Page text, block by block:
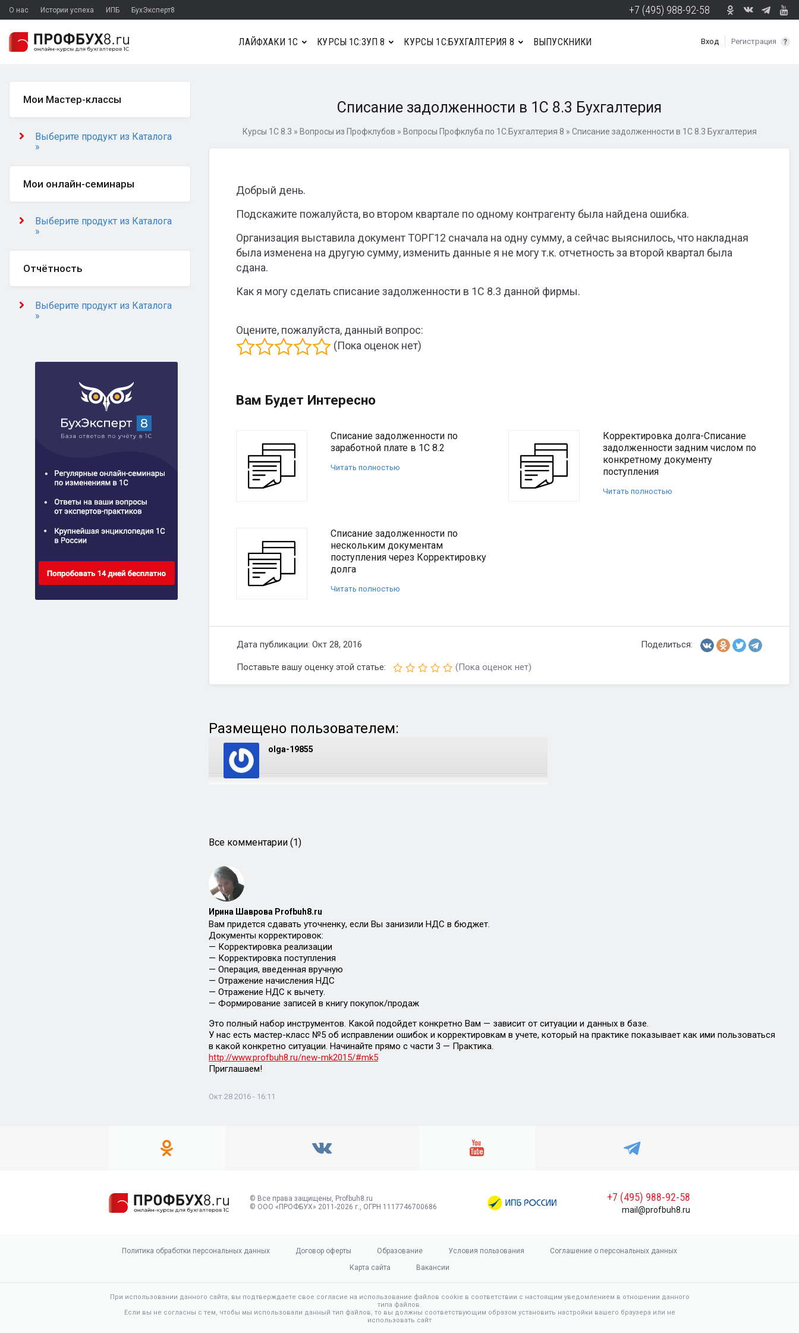
О нас Истории успеха ИПБ БухЭксперт8 +7 (495) 988-92-58
Вход Регистрация
ЛАЙФХАКИ 1С КУРСЫ 1С:ЗУП 8 КУРСЫ 1С:БУХГАЛТЕРИЯ 8 ВЫПУСКНИКИ
Списание задолженности в 1С 8.3 Бухгалтерия
Курсы 1С 8.3 » Вопросы из Профклубов » Вопросы Профклуба по 1С:Бухгалтерия 8 » Списание задолженности в 1С 8.3 Бухгалтерия
Добрый день.
Подскажите пожалуйста, во втором квартале по одному контрагенту была найдена ошибка.
Организация выставила документ ТОРГ12 сначала на одну сумму, а сейчас выяснилось, что накладная
была изменена на другую сумму, изменить данные я не могу т.к. отчетность за второй квартал была
сдана.
Как я могу сделать списание задолженности в 1С 8.3 данной фирмы.
Оцените, пожалуйста, данный вопрос:
(Пока оценок нет)
Вам Будет Интересно
Списание задолженности по
заработной плате в 1С 8.2
Читать полностью
Корректировка долга-Списание
задолженности задним числом по
конкретному документу
поступления
Читать полностью
Списание задолженности по
нескольким документам
поступления через Корректировку
долга
Читать полностью
Дата публикации: Окт 28, 2016 Поделиться:
Поставьте вашу оценку этой статье: (Пока оценок нет)
Размещено пользователем:
olga-19855
Все комментарии (1)
Ирина Шаврова Profbuh8.ru
Вам придется сдавать уточненку, если Вы занизили НДС в бюджет.
Документы корректировок:
— Корректировка реализации
— Корректировка поступления
— Операция, введенная вручную
— Отражение начисления НДС
— Отражение НДС к вычету.
— Формирование записей в книгу покупок/продаж
Это полный набор инструментов. Какой подойдет конкретно Вам — зависит от ситуации и данных в базе.
У нас есть мастер-класс №5 об исправлении ошибок и корректировкам в учете, который на практике показывает как ими пользоваться
в какой конкретно ситуации. Начинайте прямо с части 3 — Практика.
http://www.profbuh8.ru/new-mk2015/#mk5
Приглашаем!
Окт 28 2016 - 16:11
Мои Мастер-классы
Выберите продукт из Каталога
»
Мои онлайн-семинары
Выберите продукт из Каталога
»
Отчётность
Выберите продукт из Каталога
»
© Все права защищены, Profbuh8.ru
© ООО «ПРОФБУХ» 2011-2026 г., ОГРН 1117746700686
+7 (495) 988-92-58
mail@profbuh8.ru
Политика обработки персональных данных Договор оферты Образование Условия пользования
Соглашение о персональных данных
Карта сайта
Вакансии
При использовании данного сайта, вы подтверждаете свое согласие на использование файлов cookie в соответствии с настоящим уведомлением в отношении данного
типа файлов.
Если вы не согласны с тем, чтобы мы использовали данный тип файлов, то вы должны соответствующим образом установить настройки вашего браузера или не
использовать сайт